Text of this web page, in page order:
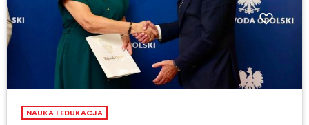
NAUKA I EDUKACJA